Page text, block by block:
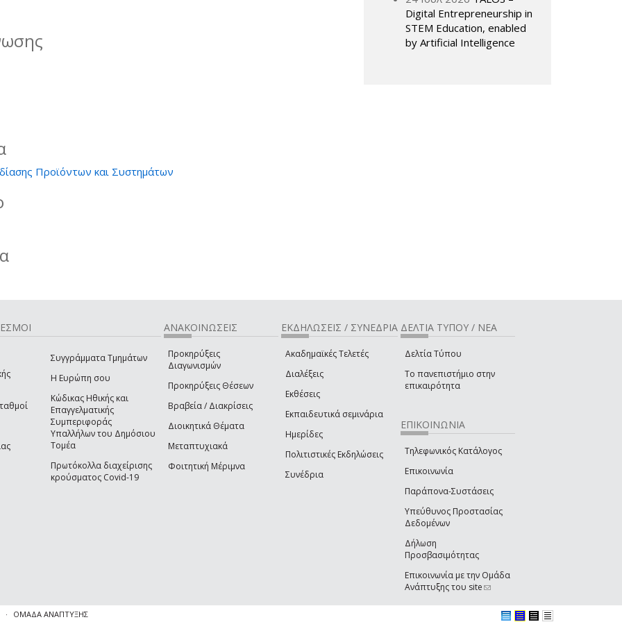
Προϊόντων και Συστημάτων
Digital Entrepreneurship in
STEM Education, enabled
by Artificial Intelligence
Συγγράμματα Τμημάτων
Η Ευρώπη σου
Κώδικας Ηθικής και
Επαγγελματικής
Συμπεριφοράς
Υπαλλήλων του Δημόσιου
Τομέα
Πρωτόκολλα διαχείρισης
κρούσματος Covid-19
ΑΝΑΚΟΙΝΩΣΕΙΣ
Προκηρύξεις
Διαγωνισμών
Προκηρύξεις Θέσεων
Βραβεία / Διακρίσεις
Διοικητικά Θέματα
Μεταπτυχιακά
Φοιτητική Μέριμνα
ΕΚΔΗΛΩΣΕΙΣ / ΣΥΝΕΔΡΙΑ
Ακαδημαϊκές Τελετές
Διαλέξεις
Εκθέσεις
Εκπαιδευτικά σεμινάρια
Ημερίδες
Πολιτιστικές Εκδηλώσεις
Συνέδρια
ΔΕΛΤΙΑ ΤΥΠΟΥ / ΝΕΑ
Δελτία Τύπου
Το πανεπιστήμιο στην
επικαιρότητα
ΕΠΙΚΟΙΝΩΝΙΑ
Τηλεφωνικός Κατάλογος
Επικοινωνία
Παράπονα-Συστάσεις
Υπεύθυνος Προστασίας
Δεδομένων
Δήλωση
Προσβασιμότητας
Επικοινωνία με την Ομάδα
Ανάπτυξης του site(link sends e-mail)
ΟΜΑΔΑ ΑΝΑΠΤΥΞΗΣ